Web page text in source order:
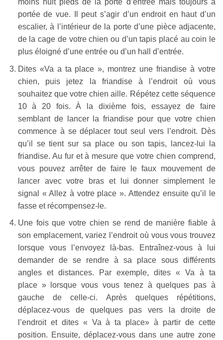
moins huit pieds de la porte d’entrée mais toujours à
portée de vue. Il peut s’agir d’un endroit en haut d’un
escalier, à l’intérieur de la porte d’une pièce adjacente,
de la cage de votre chien ou d’un tapis placé au coin le
plus éloigné d’une entrée ou d’un hall d’entrée.
Dites «Va a ta place », montrez une friandise à votre
chien, puis jetez la friandise à l’endroit où vous
souhaitez que votre chien aille. Répétez cette séquence
10 à 20 fois. À la dixième fois, essayez de faire
semblant de lancer la friandise pour que votre chien
commence à se déplacer tout seul vers l’endroit. Dès
qu’il se tient sur sa place ou son tapis, lancez-lui la
friandise. Au fur et à mesure que votre chien comprend,
vous pouvez arrêter de faire le faux mouvement de
lancer avec votre bras et lui donner simplement le
signal « Allez à votre place ». Attendez ensuite qu’il le
fasse et récompensez-le.
Une fois que votre chien se rend de manière fiable à
son emplacement, variez l’endroit où vous vous trouvez
lorsque vous l’envoyez là-bas. Entraînez-vous à lui
demander de se rendre à sa place sous différents
angles et distances. Par exemple, dites « Va à ta
place » lorsque vous vous tenez à quelques pas à
gauche de celle-ci. Après quelques répétitions,
déplacez-vous de quelques pas vers la droite de
l’endroit et dites « Va à ta place» à partir de cette
position. Ensuite, déplacez-vous dans une autre zone